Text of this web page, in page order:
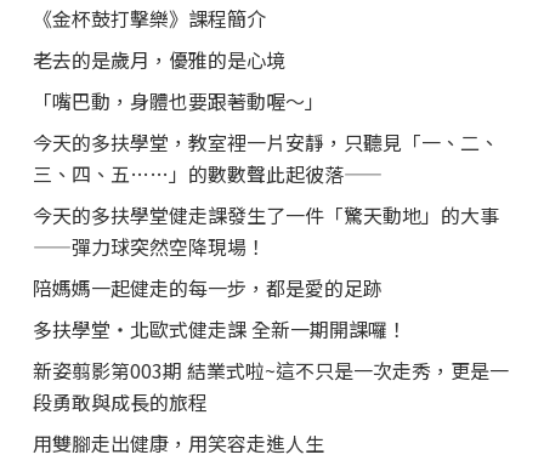
《金杯鼓打擊樂》課程簡介
老去的是歲月，優雅的是心境
「嘴巴動，身體也要跟著動喔～」
今天的多扶學堂，教室裡一片安靜，只聽見「一、二、
三、四、五……」的數數聲此起彼落——
今天的多扶學堂健走課發生了一件「驚天動地」的大事
——彈力球突然空降現場！
陪媽媽一起健走的每一步，都是愛的足跡
多扶學堂・北歐式健走課 全新一期開課囉！
新姿翦影第003期 結業式啦~這不只是一次走秀，更是一
段勇敢與成長的旅程
用雙腳走出健康，用笑容走進人生